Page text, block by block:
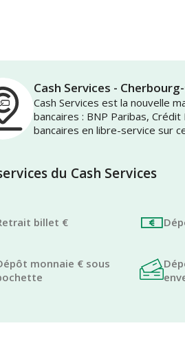
Cash Services -
Cash Services est la nouvelle
bancaires : BNP Paribas,
bancaires en libre-service sur
du Cash Services
billet €
monnaie € sous